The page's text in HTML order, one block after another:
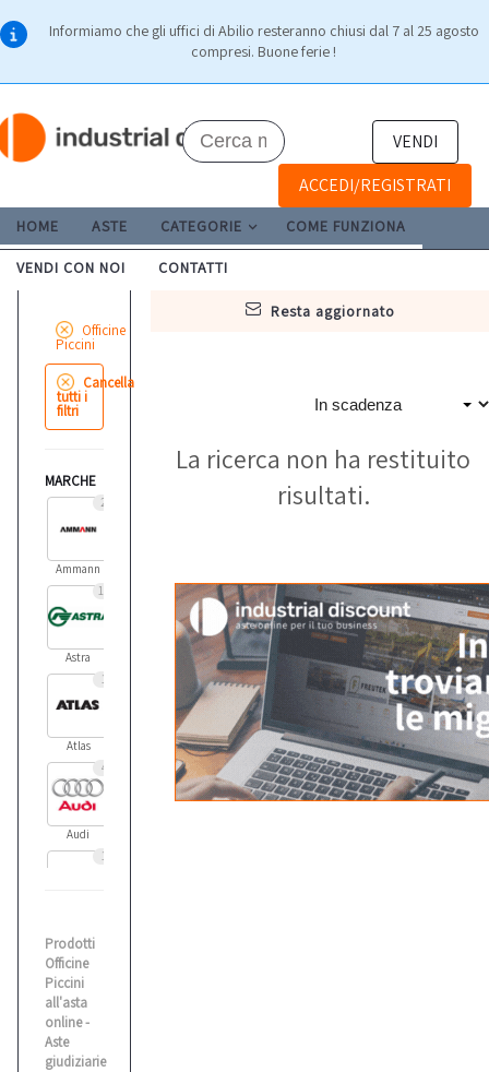
Informiamo che gli uffici di Abilio resteranno chiusi dal 7 al 25 agosto
compresi. Buone ferie !
VENDI
ACCEDI/REGISTRATI
HOME ASTE CATEGORIE COME FUNZIONA
VENDI CON NOI CONTATTI
resta aggiornato
Officine
Piccini
Cancella
tutti i
filtri
MARCHE
2
Ammann
11
Astra
1
Atlas
4
Audi
1
Benati
Prodotti
Officine
Piccini
all'asta
online -
Aste
giudiziarie
La ricerca non ha restituito
risultati.